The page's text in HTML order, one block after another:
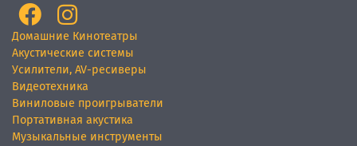
Домашние Кинотеатры
Акустические системы
Усилители, AV-ресиверы
Видеотехника
Виниловые проигрыватели
Портативная акустика
Музыкальные инструменты